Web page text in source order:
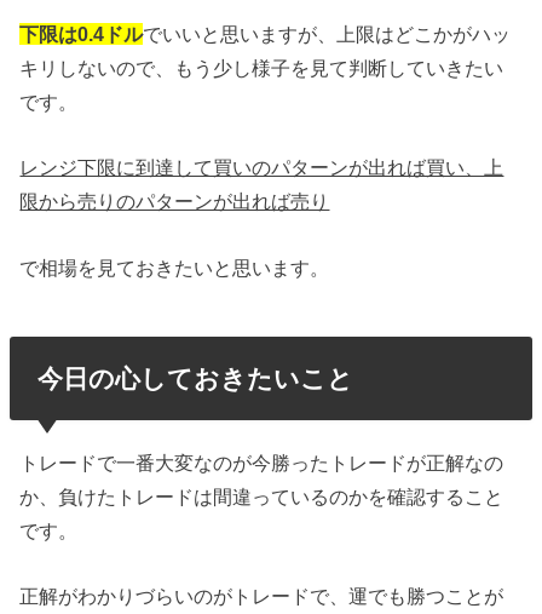
下限は0.4ドルでいいと思いますが、上限はどこかがハッ
キリしないので、もう少し様子を見て判断していきたい
です。
レンジ下限に到達して買いのパターンが出れば買い、上
限から売りのパターンが出れば売り
で相場を見ておきたいと思います。
今日の心しておきたいこと
トレードで一番大変なのが今勝ったトレードが正解なの
か、負けたトレードは間違っているのかを確認すること
です。
正解がわかりづらいのがトレードで、運でも勝つことが